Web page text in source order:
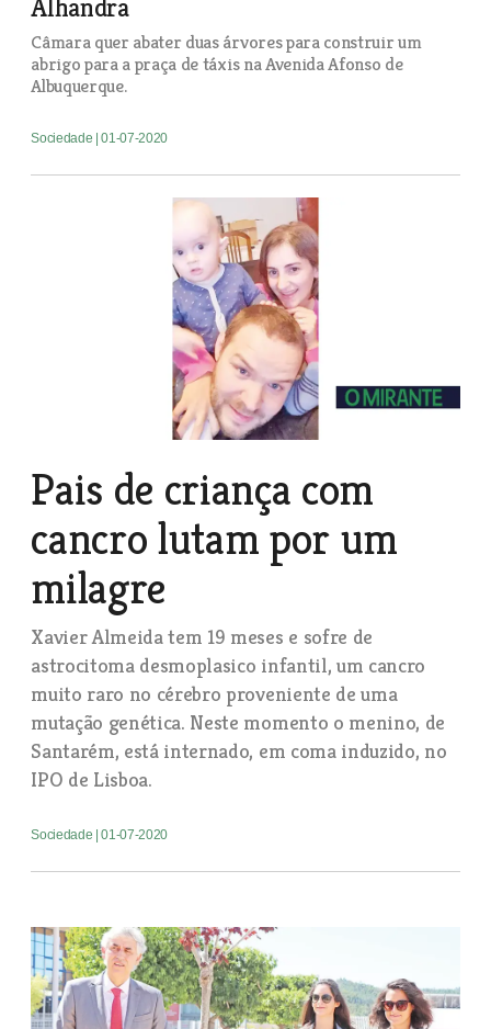
Alhandra
Câmara quer abater duas árvores para construir um
abrigo para a praça de táxis na Avenida Afonso de
Albuquerque.
Sociedade | 01-07-2020
Pais de criança com
cancro lutam por um
milagre
Xavier Almeida tem 19 meses e sofre de
astrocitoma desmoplasico infantil, um cancro
muito raro no cérebro proveniente de uma
mutação genética. Neste momento o menino, de
Santarém, está internado, em coma induzido, no
IPO de Lisboa.
Sociedade | 01-07-2020